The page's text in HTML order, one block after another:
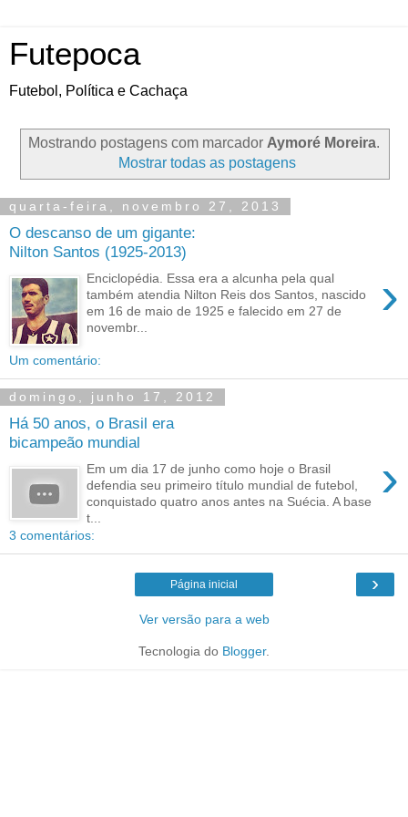
Futepoca
Futebol, Política e Cachaça
Mostrando postagens com marcador Aymoré Moreira.
Mostrar todas as postagens
quarta-feira, novembro 27, 2013
O descanso de um gigante:
Nilton Santos (1925-2013)
›
Enciclopédia. Essa era a alcunha pela qual
também atendia Nilton Reis dos Santos, nascido
em 16 de maio de 1925 e falecido em 27 de
novembr...
Um comentário:
domingo, junho 17, 2012
Há 50 anos, o Brasil era
bicampeão mundial
›
Em um dia 17 de junho como hoje o Brasil
defendia seu primeiro título mundial de futebol,
conquistado quatro anos antes na Suécia. A base
t...
3 comentários:
›
Página inicial
Ver versão para a web
Tecnologia do Blogger.